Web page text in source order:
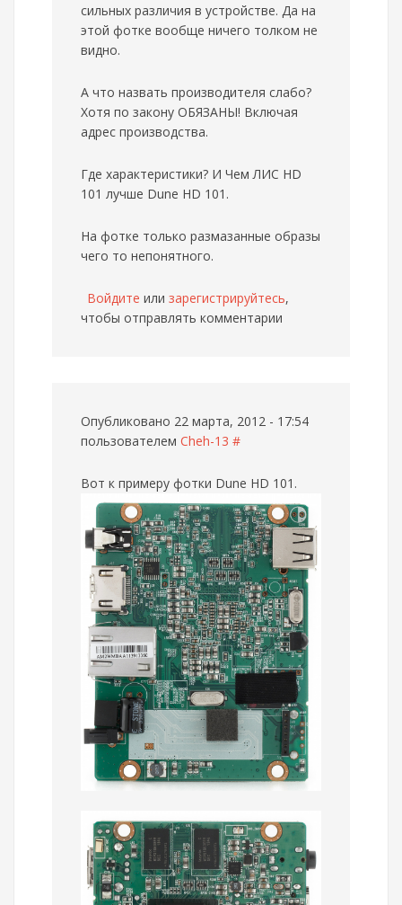
сильных различия в устройстве. Да на
этой фотке вообще ничего толком не
видно.
А что назвать производителя слабо?
Хотя по закону ОБЯЗАНЫ! Включая
адрес производства.
Где характеристики? И Чем ЛИС HD
101 лучше Dune HD 101.
На фотке только размазанные образы
чего то непонятного.
Войдите или зарегистрируйтесь,
чтобы отправлять комментарии
Опубликовано 22 марта, 2012 - 17:54
пользователем Cheh-13 #
Вот к примеру фотки Dune HD 101.